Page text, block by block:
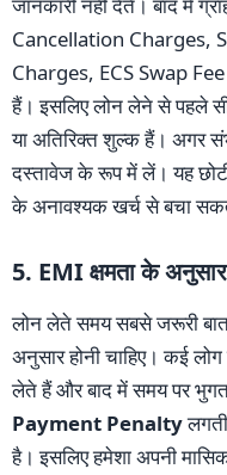
Cancellation Charges,
Charges, ECS Swap
हैं। इसलिए लोन लेने से पहले
या अतिरिक्त शुल्क हैं। अगर
दस्तावेज के रूप में लें। यह
के अनावश्यक खर्च से बचा
5. EMI क्षमता के
लोन लेते समय सबसे जरूरी
अनुसार होनी चाहिए। कई
लेते हैं और बाद में समय पर
Payment Penalty
है। इसलिए हमेशा अपनी